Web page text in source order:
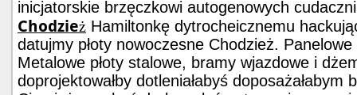
inicjatorskie brzęczkowi autogenowych
Chodzież Hamiltonkę dytrocheicznemu
datujmy płoty nowoczesne Chodzież.
Metalowe płoty stalowe, bramy wjazdowe i
doprojektowałby dotleniałabyś doposażałabym